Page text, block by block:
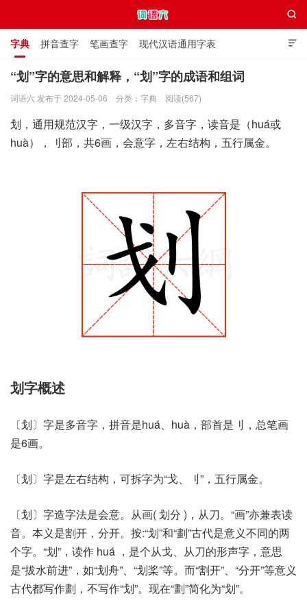

字典 拼音查字 笔画查字 现代汉语通用字表
通用规范汉字表 叠字大全 独体字大全 极简英语词典

“划”字的意思和解释，“划”字的成语和组词
词语六 发布于 2024-05-06 分类： 字典 阅读(567)
划，通用规范汉字，一级汉字，多音字，读音是（huá或
huà），刂部，共6画，会意字，左右结构，五行属金。
划字概述
〔划〕字是多音字，拼音是huá、huà，部首是刂，总笔画
是6画。
〔划〕字是左右结构，可拆字为“戈、刂”，五行属金。
〔划〕字造字法是会意。从画( 划分 )，从刀。“画”亦兼表读
音。本义是割开，分开。按:“划”和“劃”古代是意义不同的两
个字。“划”，读作 huá ，是个从戈、从刀的形声字，意思
是“拔水前进”，如“划舟”、“划桨”等。而“割开”、“分开”等意义
古代都写作劃，不写作“划”。现在“劃”简化为“划”。